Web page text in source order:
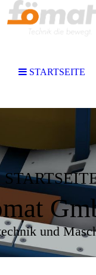
und
STARTSEITE